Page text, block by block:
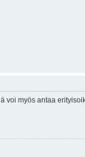
voi myös antaa